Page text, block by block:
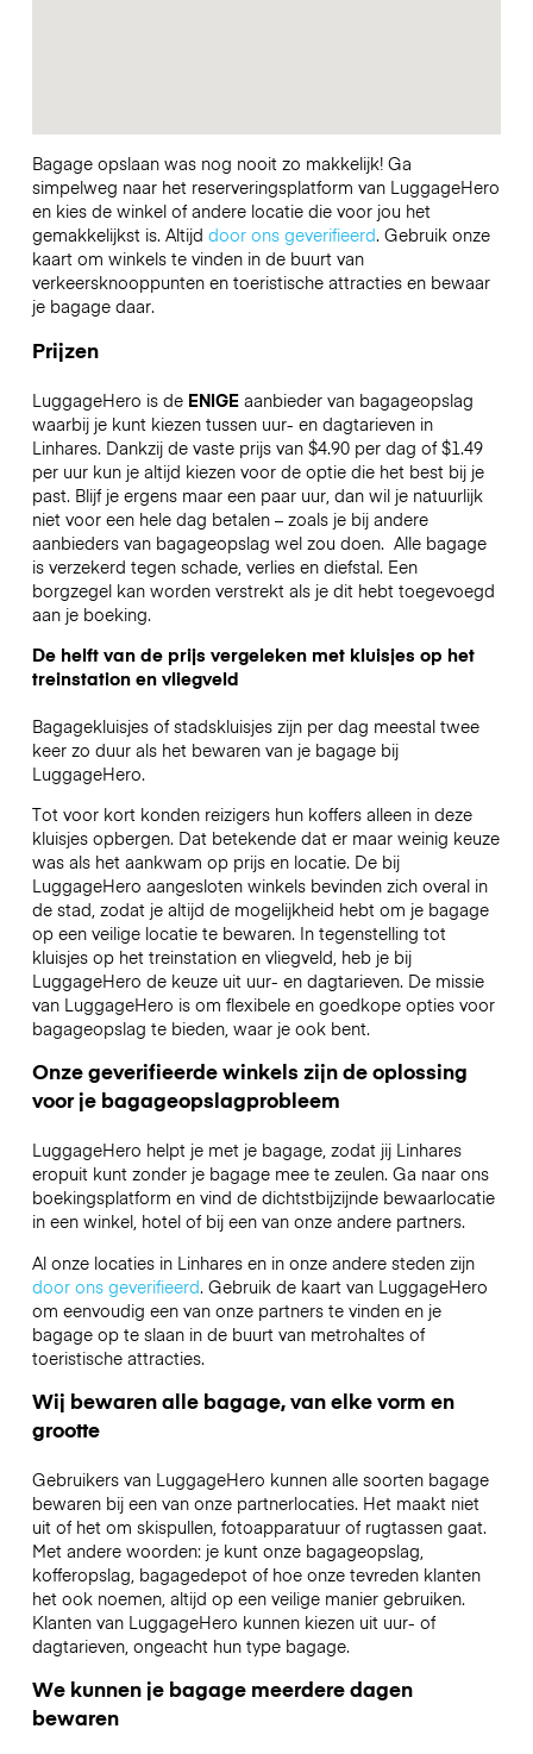
Bagage opslaan was nog nooit zo makkelijk! Ga
simpelweg naar het reserveringsplatform van LuggageHero
en kies de winkel of andere locatie die voor jou het
gemakkelijkst is. Altijd door ons geverifieerd. Gebruik onze
kaart om winkels te vinden in de buurt van
verkeersknooppunten en toeristische attracties en bewaar
je bagage daar.
Prijzen
LuggageHero is de ENIGEaanbieder van bagageopslag
waarbij je kunt kiezen tussen uur- en dagtarieven in
Linhares. Dankzij de vaste prijs van $4.90 per dag of $1.49
per uur kun je altijd kiezen voor de optie die het best bij je
past. Blijf je ergens maar een paar uur, dan wil je natuurlijk
niet voor een hele dag betalen – zoals je bij andere
aanbieders van bagageopslag wel zou doen. Alle bagage
is verzekerd tegen schade, verlies en diefstal. Een
borgzegel kan worden verstrekt als je dit hebt toegevoegd
aan je boeking.
De helft van de prijs vergeleken met kluisjes op het
treinstation en vliegveld
Bagagekluisjes of stadskluisjes zijn per dag meestal twee
keer zo duur als het bewaren van je bagage bij
LuggageHero.
Tot voor kort konden reizigers hun koffers alleen in deze
kluisjes opbergen. Dat betekende dat er maar weinig keuze
was als het aankwam op prijs en locatie. De bij
LuggageHero aangesloten winkels bevinden zich overal in
de stad, zodat je altijd de mogelijkheid hebt om je bagage
op een veilige locatie te bewaren. In tegenstelling tot
kluisjes op het treinstation en vliegveld, heb je bij
LuggageHero de keuze uit uur- en dagtarieven. De missie
van LuggageHero is om flexibele en goedkope opties voor
bagageopslag te bieden, waar je ook bent.
Onze geverifieerde winkels zijn de oplossing
voor je bagageopslagprobleem
LuggageHero helpt je met je bagage, zodat jij Linhares
eropuit kunt zonder je bagage mee te zeulen. Ga naar ons
boekingsplatform en vind de dichtstbijzijnde bewaarlocatie
in een winkel, hotel of bij een van onze andere partners.
Al onze locaties in Linhares en in onze andere steden zijn
door ons geverifieerd. Gebruik de kaart van LuggageHero
om eenvoudig een van onze partners te vinden en je
bagage op te slaan in de buurt van metrohaltes of
toeristische attracties.
Wij bewaren alle bagage, van elke vorm en
grootte
Gebruikers van LuggageHero kunnen alle soorten bagage
bewaren bij een van onze partnerlocaties. Het maakt niet
uit of het om skispullen, fotoapparatuur of rugtassen gaat.
Met andere woorden: je kunt onze bagageopslag,
kofferopslag, bagagedepot of hoe onze tevreden klanten
het ook noemen, altijd op een veilige manier gebruiken.
Klanten van LuggageHero kunnen kiezen uit uur- of
dagtarieven, ongeacht hun type bagage.
We kunnen je bagage meerdere dagen
bewaren